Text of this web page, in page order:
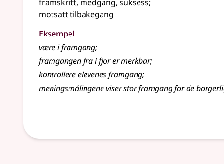
framskritt, medgang, suksess;
motsatttilbakegang
Eksempel
være iframgang;
framgangenfra i fjor er merkbar;
kontrollere elevenesframgang;
meningsmålingene viser storframgangfor de